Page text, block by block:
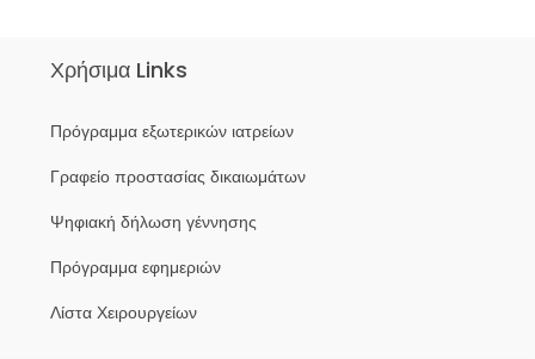
Χρήσιμα Links
Πρόγραμμα εξωτερικών ιατρείων
Γραφείο προστασίας δικαιωμάτων
Ψηφιακή δήλωση γέννησης
Πρόγραμμα εφημεριών
Λίστα Χειρουργείων